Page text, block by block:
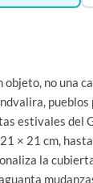
objeto, no una
pueblos
estivales del
× 21 cm,
la